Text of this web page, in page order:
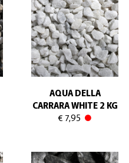
AQUA DELLA
CARRARA WHITE 2 KG
€ 7,95